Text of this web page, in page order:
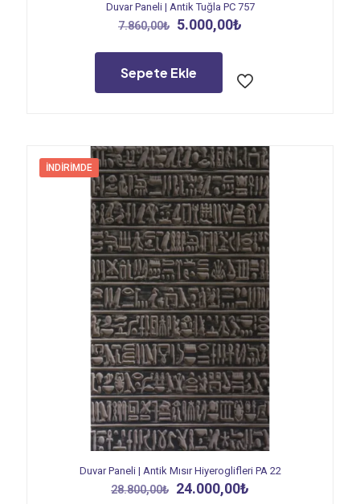
Duvar Paneli | Antik Tuğla PC 757
7.860,00₺ Orijinal
7.860,00₺.
5.000,00₺
Sepete Ekle
İNDIRIMDE
Duvar Paneli | Antik Mısır Hiyeroglifleri PA 22
28.800,00₺ Orijinal
24.000,00₺